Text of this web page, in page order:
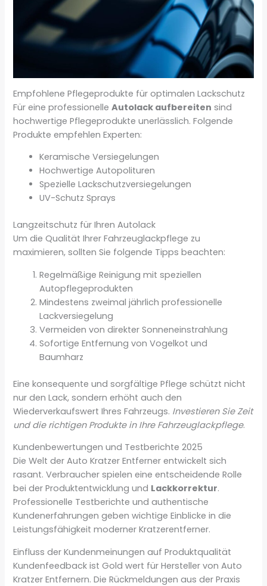
Empfohlene Pflegeprodukte für optimalen Lackschutz
Für eine professionelleAutolack aufbereiten sind
hochwertige Pflegeprodukte unerlässlich. Folgende
Produkte empfehlen Experten:
Keramische Versiegelungen
Hochwertige Autopolituren
Spezielle Lackschutzversiegelungen
UV-Schutz Sprays
Langzeitschutz für Ihren Autolack
Um die Qualität Ihrer Fahrzeuglackpflege zu
maximieren, sollten Sie folgende Tipps beachten:
Regelmäßige Reinigung mit speziellen
Autopflegeprodukten
Mindestens zweimal jährlich professionelle
Lackversiegelung
Vermeiden von direkter Sonneneinstrahlung
Sofortige Entfernung von Vogelkot und
Baumharz
Eine konsequente und sorgfältige Pflege schützt nicht
nur den Lack, sondern erhöht auch den
Wiederverkaufswert Ihres Fahrzeugs. Investieren Sie Zeit
und die richtigen Produkte in Ihre Fahrzeuglackpflege.
Kundenbewertungen und Testberichte 2025
Die Welt der Auto Kratzer Entferner entwickelt sich
rasant. Verbraucher spielen eine entscheidende Rolle
bei der Produktentwicklung und Lackkorrektur.
Professionelle Testberichte und authentische
Kundenerfahrungen geben wichtige Einblicke in die
Leistungsfähigkeit moderner Kratzerentferner.
Einfluss der Kundenmeinungen auf Produktqualität
Kundenfeedback ist Gold wert für Hersteller von Auto
Kratzer Entfernern. Die Rückmeldungen aus der Praxis